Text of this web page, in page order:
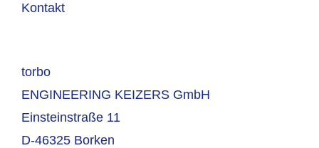
Kontakt
torbo
ENGINEERING KEIZERS GmbH
Einsteinstraße 11
D-46325 Borken